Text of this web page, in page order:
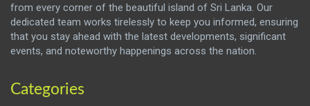
from every corner of the beautiful island of Sri Lanka. Our
dedicated team works tirelessly to keep you informed, ensuring
that you stay ahead with the latest developments, significant
events, and noteworthy happenings across the nation.
Categories